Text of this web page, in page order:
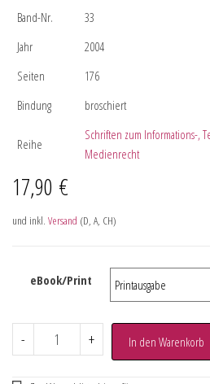
Band-Nr.
33
Jahr
2004
Seiten
176
Bindung
broschiert
Reihe
Schriften zum Informations-,
Medienrecht
17,90 €
und inkl. Versand (D, A, CH)
eBook/Print
- + In den Warenkorb